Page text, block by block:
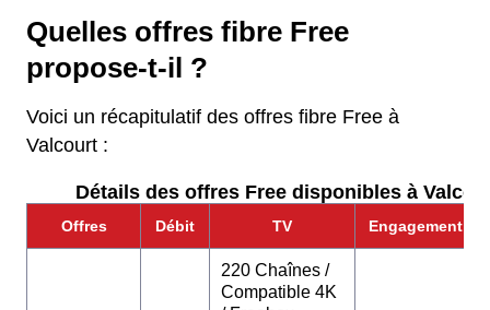
Quelles offres fibre Free
propose-t-il ?
Voici un récapitulatif des offres fibre Free à
Valcourt :
Détails des offres Free disponibles à
Offres Débit TV Engagement
220 Chaînes /
Compatible 4K